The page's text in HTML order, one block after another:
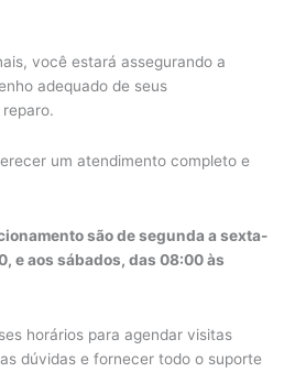
você estará assegurando a
adequado de seus
um atendimento completo e
são de segunda a sexta-
e aos sábados, das 08:00 às
horários para agendar visitas
dúvidas e fornecer todo o suporte